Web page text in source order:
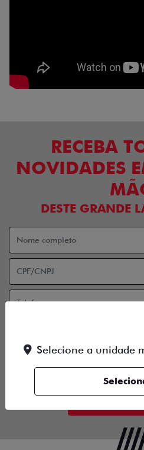
RECEBA
NOVIDADES
DESTE GRANDE
Aceito receber comunicação via
Selecione a unidade